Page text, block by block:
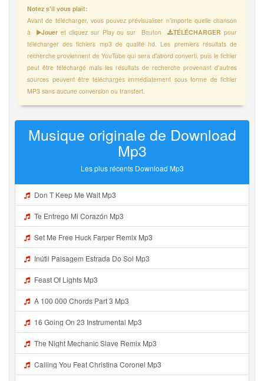
Notez s'il vous plaît:
Avant de télécharger, vous pouvez prévisualiser n'importe quelle chanson
à
Jouer et cliquez sur Play ou sur Bouton TÉLÉCHARGERpour
télécharger des fichiers mp3 de qualité hd. Les premiers résultats de
recherche proviennent de YouTube qui sera d'abord converti, puis le fichier
peut être téléchargé mais les résultats de recherche provenant d'autres
sources peuvent être téléchargés immédiatement sous forme de fichier
MP3 sans aucune conversion ou transfert.
Musique originale de Download
Mp3
Les plus récents Download Mp3
Don T Keep Me Wait Mp3
Te Entrego Mi Corazón Mp3
Set Me Free Huck Farper Remix Mp3
Inútil Paisagem Estrada Do Sol Mp3
Feast Of Lights Mp3
A 100 000 Chords Part 3 Mp3
16 Going On 23 Instrumental Mp3
The Night Mechanic Slave Remix Mp3
Calling You Feat Christina Coronel Mp3